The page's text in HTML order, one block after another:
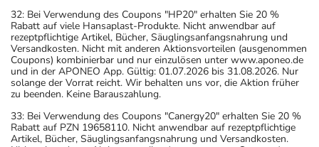
32: Bei Verwendung des Coupons "HP20" erhalten Sie 20 %
Rabatt auf viele Hansaplast-Produkte. Nicht anwendbar auf
rezeptpflichtige Artikel, Bücher, Säuglingsanfangsnahrung und
Versandkosten. Nicht mit anderen Aktionsvorteilen (ausgenommen
Coupons) kombinierbar und nur einzulösen unter www.aponeo.de
und in der APONEO App. Gültig: 01.07.2026 bis 31.08.2026. Nur
solange der Vorrat reicht. Wir behalten uns vor, die Aktion früher
zu beenden. Keine Barauszahlung.
33: Bei Verwendung des Coupons "Canergy20" erhalten Sie 20 %
Rabatt auf PZN 19658110. Nicht anwendbar auf rezeptpflichtige
Artikel, Bücher, Säuglingsanfangsnahrung und Versandkosten.